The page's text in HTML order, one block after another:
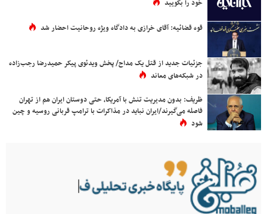
خود را بگویید
قوه قضائیه: آقای خرازی به دادگاه ویژه روحانیت احضار شد
جزئیات جدید از قتل یک مداح/ پخش ویدئوی پیکر حمیدرضا رجب‌زاده
در شبکه‌های معاند
ظریف: بدون مدیریت تنش با آمریکا، حتی دوستان ایران هم از تهران
فاصله می‌گیرند/ایران نباید در مذاکرات با ترامپ قربانی روسیه و چین
شود